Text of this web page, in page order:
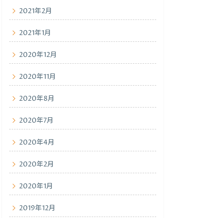
2021年2月
2021年1月
2020年12月
2020年11月
2020年8月
2020年7月
2020年4月
2020年2月
2020年1月
2019年12月